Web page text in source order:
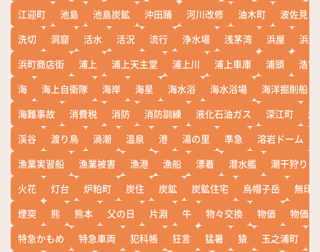
江迎町
池島 池島炭鉱 沖田踊 河川改修 油木町
波佐見
洗切
洞窟 活水 活況 流行 浄水場 浅茅湾 浜屋
浜
浜町商店街
浦上 浦上天主堂 浦上川 浦上車庫 浦頭
浩宮
海
海上自衛隊 海岸 海星 海水浴 海水浴場
海洋掘削船
海難事故
消費税 消防 消防訓練 液化石油ガス 深江町
淵
渓谷
渡り鳥 渦潮 温泉 港 湯の里 準急 溶岩ドーム
漁業実習船
漁業被害 漁港 漁船 漂着 潜水艦
潮干狩り
火花
灯台 炉粕町 炭住 炭鉱 炭鉱住宅 烏帽子岳
無印
煙突
熊 熊本 父の日 片淵 牛 物々交換 物価
物価高
特急かもめ
特急車両 犯科帳 狂言 猛暑 猿 玉之浦町